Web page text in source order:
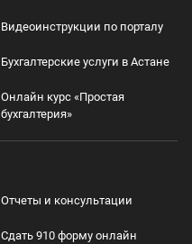
Видеоинструкции по порталу
Бухгалтерские услуги в Астане
Онлайн курс «Простая
бухгалтерия»
Отчеты и консультации
Сдать 910 форму онлайн